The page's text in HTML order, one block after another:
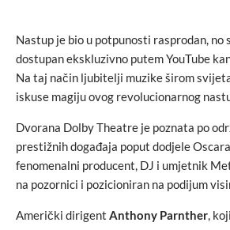
Nastup je bio u potpunosti rasprodan, no
dostupan ekskluzivno putem YouTube
Na taj način ljubitelji muzike širom
iskuse magiju ovog revolucionarnog
Dvorana Dolby Theatre je poznata po
prestižnih događaja poput dodjele
fenomenalni producent, DJ i umjetnik
na pozornici i pozicioniran na podijum
Američki dirigent Anthony Parnther,